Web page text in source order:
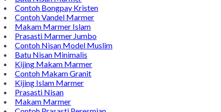
Contoh Bongpay Kristen
Contoh Vandel Marmer
Makam Marmer Islam
Prasasti Marmer Jumbo
Contoh Nisan Model Muslim
Batu Nisan Minimalis
Kijing Makam Marmer
Contoh Makam Granit
Kijing Islam Marmer
Prasasti Nisan
Makam Marmer